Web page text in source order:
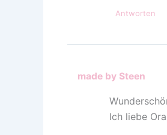
Antworten
made by Steen
Ich liebe